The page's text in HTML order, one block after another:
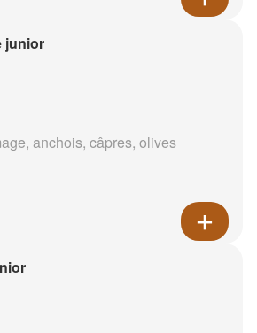
junior
anchois, câpres, olives